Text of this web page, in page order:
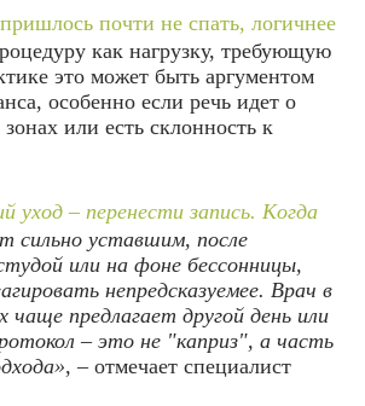
почти не спать, логичнее
как нагрузку, требующую
это может быть аргументом
особенно если речь идет о
или есть склонность к
уход – перенести запись. Когда
сильно уставшим, после
или на фоне бессонницы,
непредсказуемее. Врач в
чаще предлагает другой день или
– это не "каприз", а часть
, – отмечает специалист